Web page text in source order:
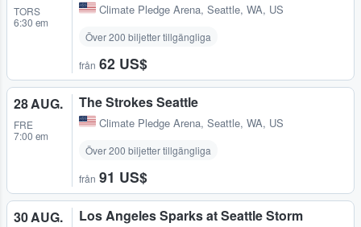
TORS
6:30 em
Climate Pledge Arena, Seattle, WA, US
Över 200 biljetter tillgängliga
från 62 US$
28 AUG.
FRE
7:00 em
The Strokes Seattle
Climate Pledge Arena, Seattle, WA, US
Över 200 biljetter tillgängliga
från 91 US$
30 AUG. Los Angeles Sparks at Seattle Storm